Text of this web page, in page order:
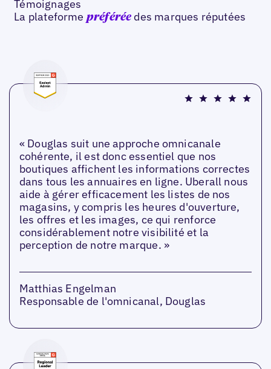
Témoignages
La plateforme préférée des marques réputées
« Douglas suit une approche omnicanale
cohérente, il est donc essentiel que nos
boutiques affichent les informations correctes
dans tous les annuaires en ligne. Uberall nous
aide à gérer efficacement les listes de nos
magasins, y compris les heures d'ouverture,
les offres et les images, ce qui renforce
considérablement notre visibilité et la
perception de notre marque. »
Matthias Engelman
Responsable de l'omnicanal, Douglas